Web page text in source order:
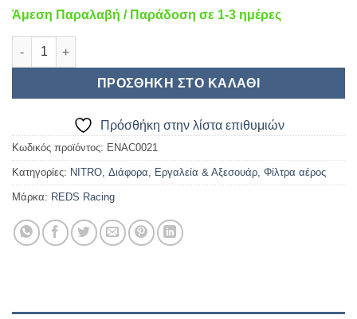
Άμεση Παραλαβή / Παράδοση σε 1-3 ημέρες
REDS QUICK PIT STICK ποσότητα
ΠΡΟΣΘΉΚΗ ΣΤΟ ΚΑΛΆΘΙ
Πρόσθήκη στην λίστα επιθυμιών
Κωδικός προϊόντος: ENAC0021
Κατηγορίες: NITRO, Διάφορα, Εργαλεία & Αξεσουάρ, Φίλτρα αέρος
Μάρκα: REDS Racing